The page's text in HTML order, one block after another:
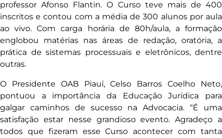
professor Afonso Flantin. O Curso teve mais de 400
inscritos e contou com a média de 300 alunos por aula
ao vivo. Com carga horária de 80h/aula, a formação
englobou matérias nas áreas de redação, oratória, a
prática de sistemas processuais e eletrônicos, dentre
outras.
O Presidente OAB Piauí, Celso Barros Coelho Neto,
pontuou a importância da Educação Jurídica para
galgar caminhos de sucesso na Advocacia. “É uma
satisfação estar nesse grandioso evento. Agradeço a
todos que fizeram esse Curso acontecer com tanta